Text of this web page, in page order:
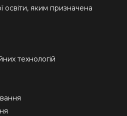
освіти, яким призначена
технологій